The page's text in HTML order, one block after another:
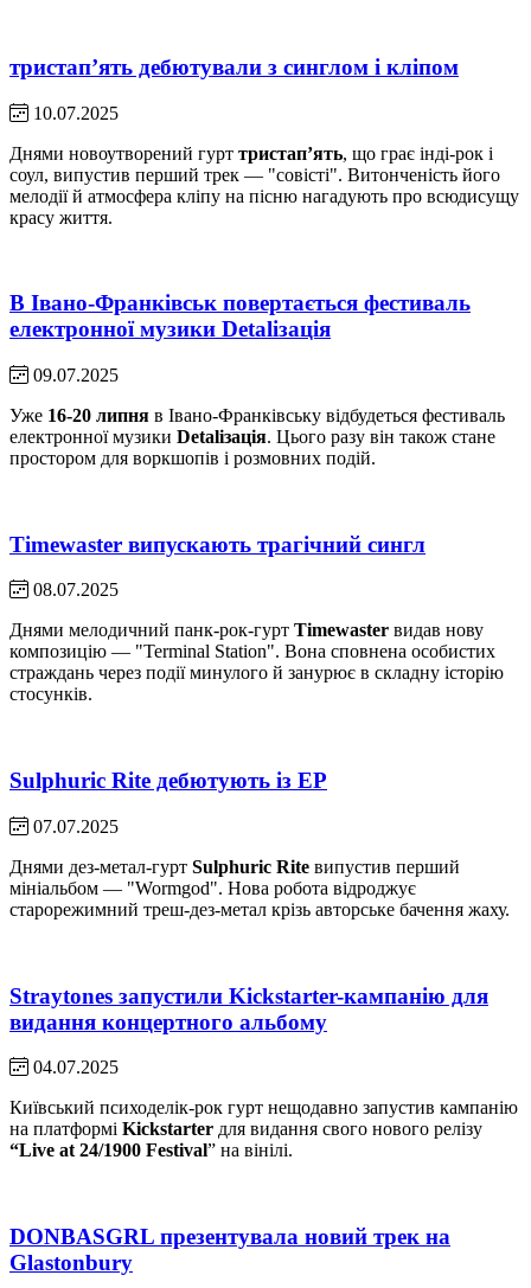
тристапʼять дебютували з синглом і кліпом
10.07.2025
Днями новоутворений гурт тристапʼять, що грає інді-рок і
соул, випустив перший трек — "совісті". Витонченість його
мелодії й атмосфера кліпу на пісню нагадують про всюдисущу
красу життя.
В Івано-Франківськ повертається фестиваль
електронної музики Detaliзація
09.07.2025
Уже 16-20 липня в Івано-Франківську відбудеться фестиваль
електронної музики Detaliзація. Цього разу він також стане
простором для воркшопів і розмовних подій.
Timewaster випускають трагічний сингл
08.07.2025
Днями мелодичний панк-рок-гурт Timewaster видав нову
композицію — "Terminal Station". Вона сповнена особистих
страждань через події минулого й занурює в складну історію
стосунків.
Sulphuric Rite дебютують із EP
07.07.2025
Днями дез-метал-гурт Sulphuric Rite випустив перший
мініальбом — "Wormgod". Нова робота відроджує
старорежимний треш-дез-метал крізь авторське бачення жаху.
Straytones запустили Kickstarter-кампанію для
видання концертного альбому
04.07.2025
Київський психоделік-рок гурт нещодавно запустив кампанію
на платформі Kickstarter для видання свого нового релізу
“Live at 24/1900 Festival” на вінілі.
DONBASGRL презентувала новий трек на
Glastonbury